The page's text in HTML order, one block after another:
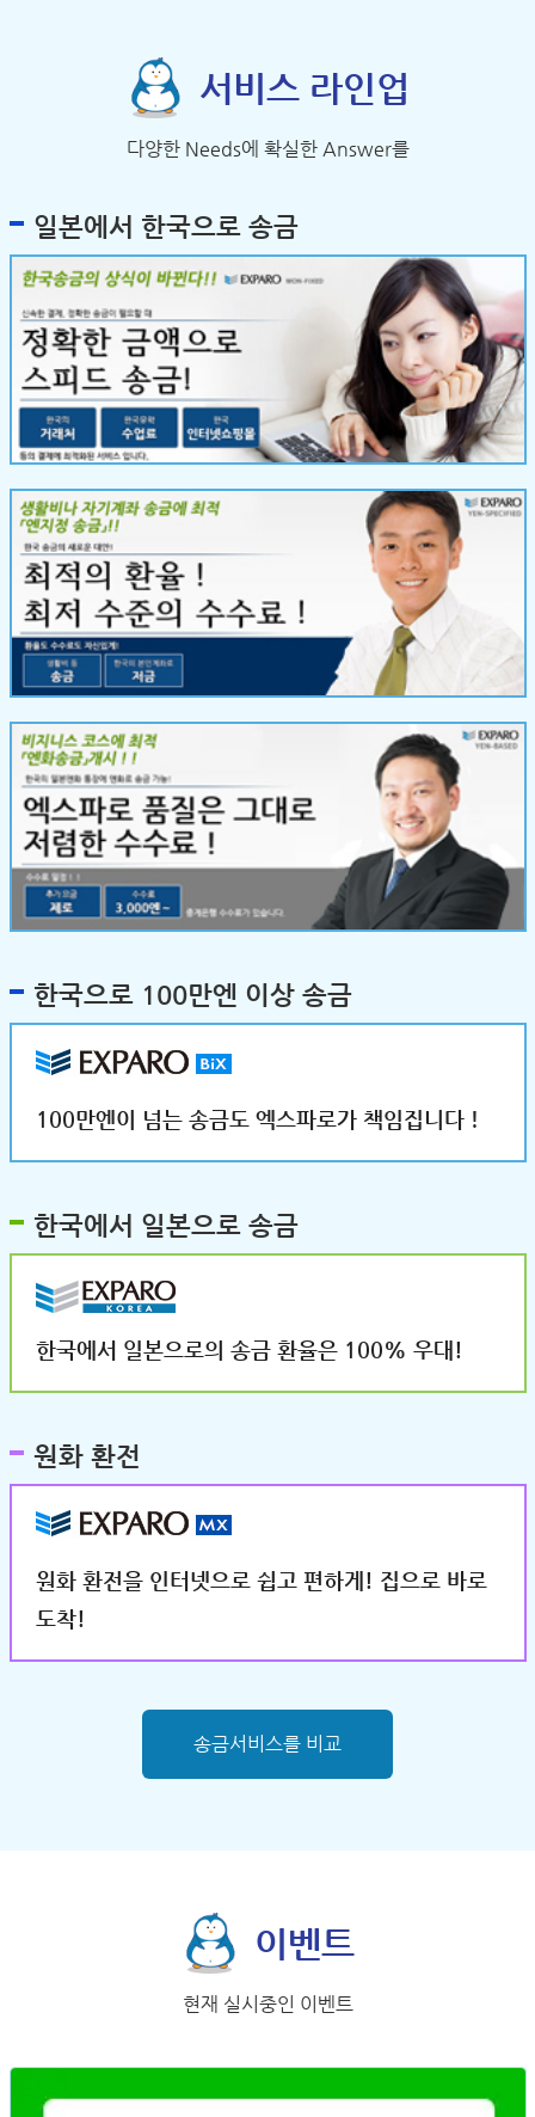
서비스 라인업
다양한 Needs에 확실한 Answer를
일본에서 한국으로 송금
한국으로 100만엔 이상 송금
100만엔이 넘는 송금도 엑스파로가 책임집니다！
한국에서 일본으로 송금
한국에서 일본으로의 송금 환율은 100% 우대!
원화 환전
원화 환전을 인터넷으로 쉽고 편하게! 집으로 바로
도착!
송금서비스를 비교
이벤트
현재 실시중인 이벤트